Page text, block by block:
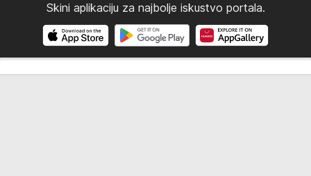
Skini aplikaciju za najbolje iskustvo portala.